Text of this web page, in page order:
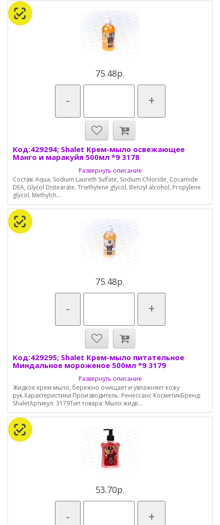
75.48р.
- +
Код:429294; Shalet Крем-мыло освежающее
Манго и маракуйя 500мл *9 3178
Развернуть описание
Состав: Aqua, Sodium Laureth Sulfate, Sodium Chloride, Cocamide
DEA, Glycol Distearate, Triethylene glycol, Benzyl alcohol, Propylene
glycol, Methylch...
75.48р.
- +
Код:429295; Shalet Крем-мыло питательное
Миндальное мороженое 500мл *9 3179
Развернуть описание
Жидкое крем мыло, бережно очищает и увлажняет кожу
рук.Характеристики:Производитель: Ренессанс КосметикБренд:
ShaletАртикул: 3179Тип товара: Мыло жидк...
53.70р.
- +